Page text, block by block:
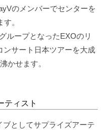
のメンバーでセンターを
。
ループとなったEXOのリ
ンサート日本ツアーを大成
かせます。
ティスト
としてサプライズアーテ